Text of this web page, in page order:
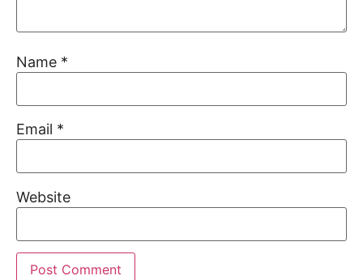
Name *
Email *
Website